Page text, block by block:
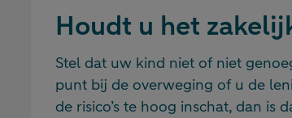
Houdt u het
Stel dat uw kind niet of niet
punt bij de overweging of u de
de risico’s te hoog inschat, dan is